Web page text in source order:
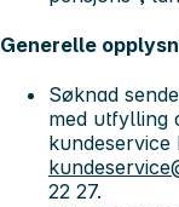
Generelle
Søknad
med utfylling
22 27.